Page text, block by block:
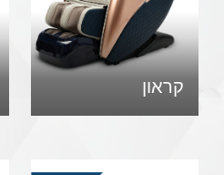
קראון